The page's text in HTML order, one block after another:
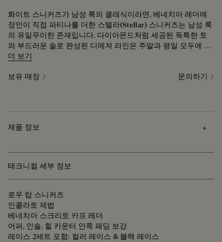
화이트 스니커즈가 남성 룩의 클래식이라면, 베네치아 레더에
장인이 직접 파티나를 더한 스텔라(Stellar) 스니커즈는 남성 룩
의 유일무이한 존재입니다. 다이아몬드처럼 세공된 독특한 토
와 부드러운 솔로 완성된 디메져 라인은 주말과 평일 모두에 어
울리는 진정한 보물입니다.
더 보기
보유 매장 문의하기
제품 정보
테크니컬 세부 정보
로우 탑 스니커즈
인콜라토 제법
베네치아 스크리토 카프 레더
어퍼, 인솔, 힐 카운터 안쪽 패딩 보강
레이스 2세트 포함: 컬러 레이스 & 블랙 레이스